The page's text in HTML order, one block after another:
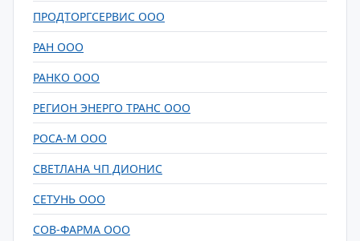
ПРОДТОРГСЕРВИС ООО
РАН ООО
РАНКО ООО
РЕГИОН ЭНЕРГО ТРАНС ООО
РОСА-М ООО
СВЕТЛАНА ЧП ДИОНИС
СЕТУНЬ ООО
СОВ-ФАРМА ООО